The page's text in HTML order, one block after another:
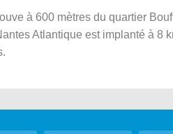
à 600 mètres du quartier
Atlantique est implanté à 8